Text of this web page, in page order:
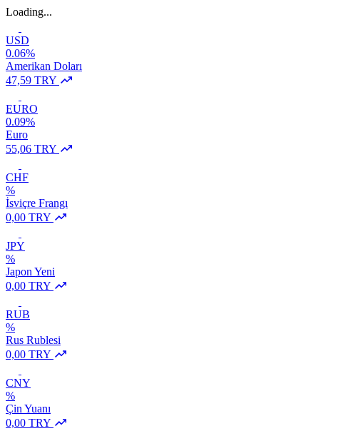
Loading...
USD
0.06%
Amerikan Doları
47,59 TRY
EURO
0.09%
Euro
55,06 TRY
CHF
%
İsviçre Frangı
0,00 TRY
JPY
%
Japon Yeni
0,00 TRY
RUB
%
Rus Rublesi
0,00 TRY
CNY
%
Çin Yuanı
0,00 TRY